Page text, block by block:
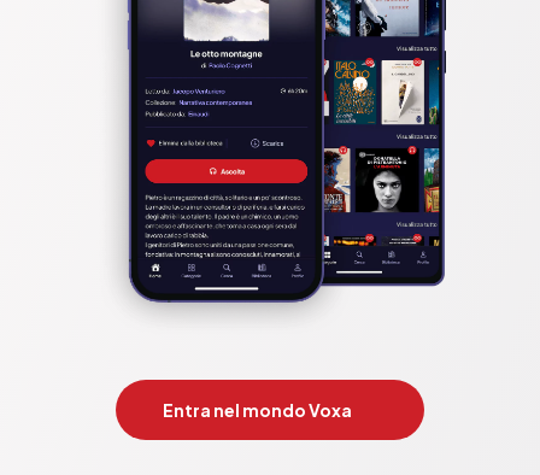
Entra nel mondo Voxa